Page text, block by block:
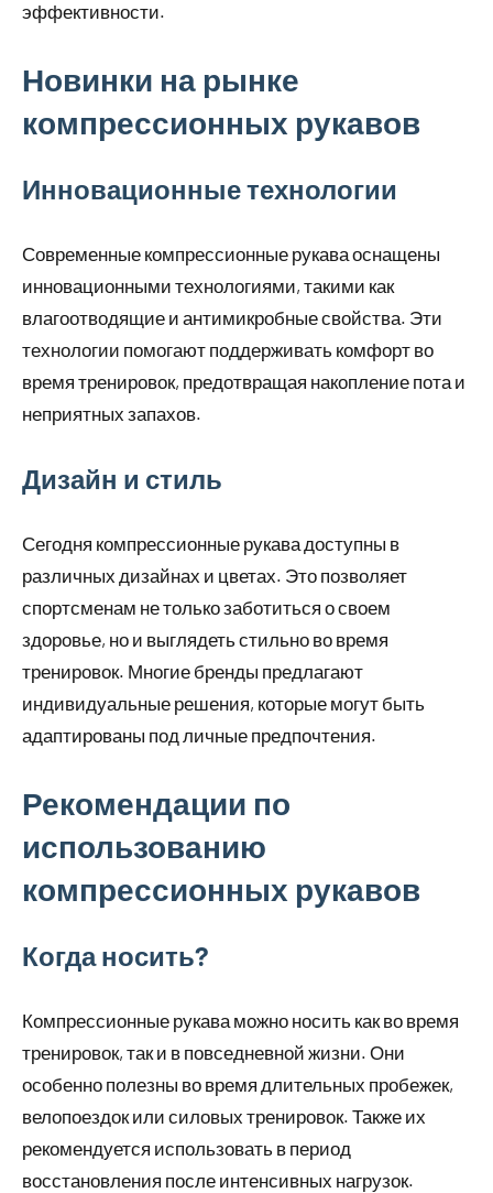
эффективности.
Новинки на рынке
компрессионных рукавов
Инновационные технологии
Современные компрессионные рукава оснащены
инновационными технологиями, такими как
влагоотводящие и антимикробные свойства. Эти
технологии помогают поддерживать комфорт во
время тренировок, предотвращая накопление пота и
неприятных запахов.
Дизайн и стиль
Сегодня компрессионные рукава доступны в
различных дизайнах и цветах. Это позволяет
спортсменам не только заботиться о своем
здоровье, но и выглядеть стильно во время
тренировок. Многие бренды предлагают
индивидуальные решения, которые могут быть
адаптированы под личные предпочтения.
Рекомендации по
использованию
компрессионных рукавов
Когда носить?
Компрессионные рукава можно носить как во время
тренировок, так и в повседневной жизни. Они
особенно полезны во время длительных пробежек,
велопоездок или силовых тренировок. Также их
рекомендуется использовать в период
восстановления после интенсивных нагрузок.